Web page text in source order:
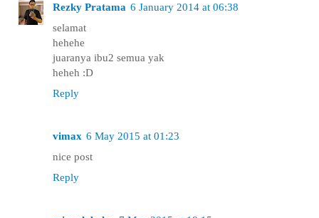
Rezky Pratama 6 January 2014 at 06:38
selamat
hehehe
juaranya ibu2 semua yak
heheh :D
Reply
vimax 6 May 2015 at 01:23
nice post
Reply